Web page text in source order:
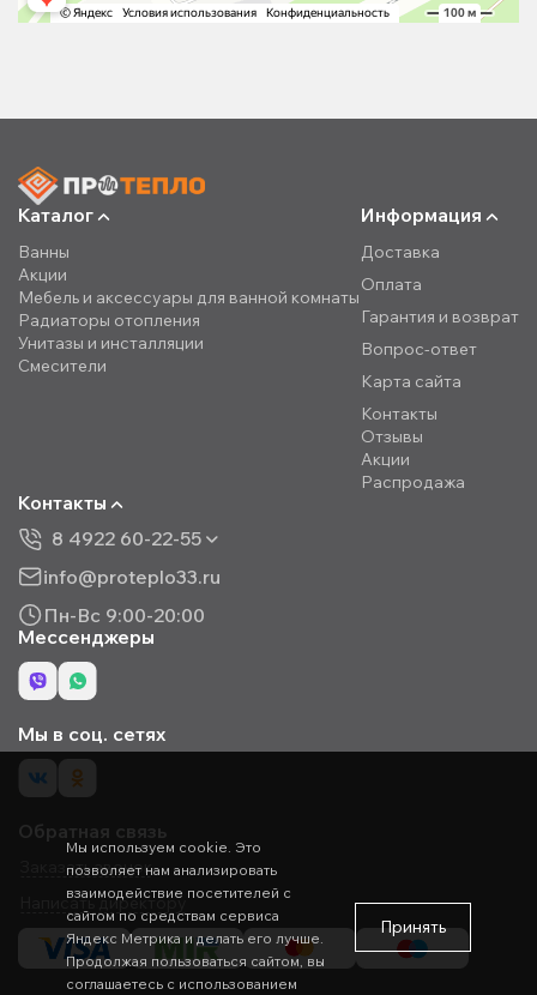
Каталог
Ванны
Акции
Мебель и аксессуары для ванной комнаты
Радиаторы отопления
Унитазы и инсталляции
Смесители
Информация
Доставка
Оплата
Гарантия и возврат
Вопрос-ответ
Карта сайта
Контакты
Отзывы
Акции
Распродажа
Контакты
8 4922 60-22-55
info@proteplo33.ru
Пн-Вс 9:00-20:00
Мессенджеры
Мы в соц. сетях
Обратная связь
Заказать звонок
Написать директору
Мы используем cookie. Это
позволяет нам анализировать
взаимодействие посетителей с
сайтом по средствам сервиса
Яндекс Метрика и делать его лучше.
Продолжая пользоваться сайтом, вы
соглашаетесь с использованием
Принять